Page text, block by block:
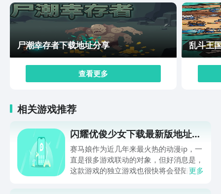
尸潮幸存者下载地址分享
查看更多
乱斗王
相关游戏推荐
闪耀优俊少女下载最新版地址分
享
赛马娘作为近几年来最火热的动漫ip，一
直是很多游戏联动的对象，但好消息是，
这款游戏的独立游戏也很快将会登陆国更多